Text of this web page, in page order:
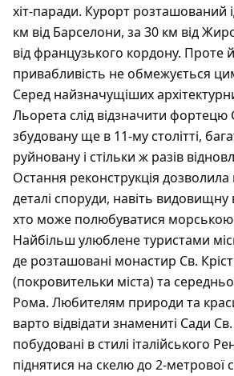
хіт-паради. Курорт розташований
км від Барселони, за 30 км від
від французького кордону. Проте
привабливість не обмежується
Серед найзначущіших
Льорета слід відзначити
збудовану ще в 11-му столітті,
руйновану і стільки ж разів
Остання реконструкція дозволила
деталі споруди, навіть видовищну
хто може полюбуватися
Найбільш улюблене туристами
де розташовані монастир Св.
(покровительки міста) та
Рома. Любителям природи та
варто відвідати знамениті Сади
побудовані в стилі італійського
піднятися на скелю до 2-метрової